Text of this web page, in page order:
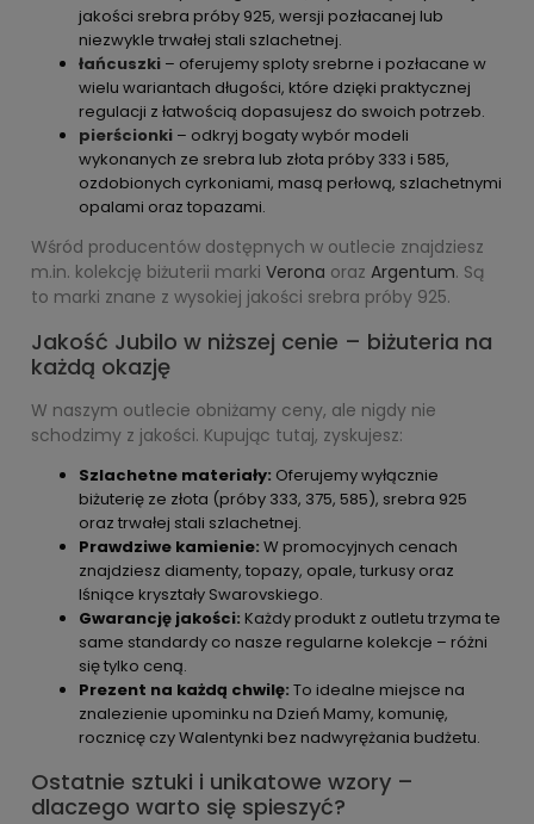
jakości srebra próby 925, wersji pozłacanej lub
niezwykle trwałej stali szlachetnej.
łańcuszki – oferujemy sploty srebrne i pozłacane w
wielu wariantach długości, które dzięki praktycznej
regulacji z łatwością dopasujesz do swoich potrzeb.
pierścionki – odkryj bogaty wybór modeli
wykonanych ze srebra lub złota próby 333 i 585,
ozdobionych cyrkoniami, masą perłową, szlachetnymi
opalami oraz topazami.
Wśród producentów dostępnych w outlecie znajdziesz
m.in. kolekcję biżuterii marki Verona oraz Argentum. Są
to marki znane z wysokiej jakości srebra próby 925.
Jakość Jubilo w niższej cenie – biżuteria na
każdą okazję
W naszym outlecie obniżamy ceny, ale nigdy nie
schodzimy z jakości. Kupując tutaj, zyskujesz:
Szlachetne materiały: Oferujemy wyłącznie
biżuterię ze złota (próby 333, 375, 585), srebra 925
oraz trwałej stali szlachetnej.
Prawdziwe kamienie: W promocyjnych cenach
znajdziesz diamenty, topazy, opale, turkusy oraz
lśniące kryształy Swarovskiego.
Gwarancję jakości: Każdy produkt z outletu trzyma te
same standardy co nasze regularne kolekcje – różni
się tylko ceną.
Prezent na każdą chwilę: To idealne miejsce na
znalezienie upominku na Dzień Mamy, komunię,
rocznicę czy Walentynki bez nadwyrężania budżetu.
Ostatnie sztuki i unikatowe wzory –
dlaczego warto się spieszyć?